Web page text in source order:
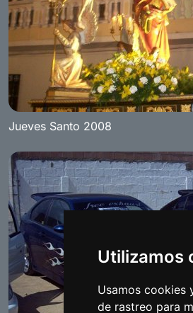
Utilizamos
Usamos cookies
de rastreo para
Jueves Santo 2008